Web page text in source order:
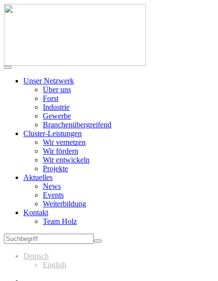
Unser Netzwerk
Über uns
Forst
Industrie
Gewerbe
Branchenübergreifend
Cluster-Leistungen
Wir vernetzen
Wir fördern
Wir entwickeln
Projekte
Aktuelles
News
Events
Weiterbildung
Kontakt
Team Holz
Deutsch
English